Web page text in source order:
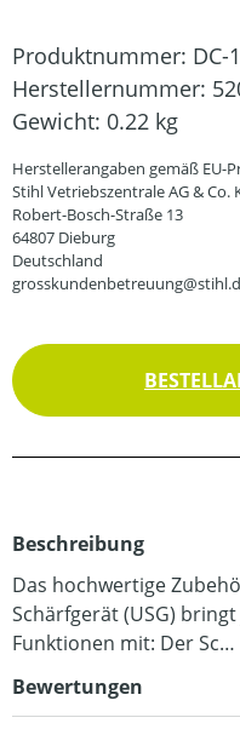
Produktnummer: DC-
Herstellernummer:
Gewicht: 0.22 kg
Herstellerangaben gemäß EU-
Stihl Vetriebszentrale AG & Co.
Robert-Bosch-Straße 13
64807 Dieburg
Deutschland
Beschreibung
Das hochwertige
Schärfgerät (USG)
Funktionen mit: Der Sc…
Bewertungen